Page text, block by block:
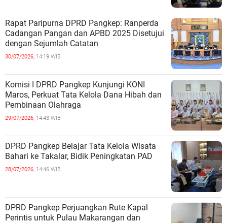
Rapat Paripurna DPRD Pangkep: Ranperda
Cadangan Pangan dan APBD 2025 Disetujui
dengan Sejumlah Catatan
30/07/2026, 14:19 WIB
Komisi I DPRD Pangkep Kunjungi KONI
Maros, Perkuat Tata Kelola Dana Hibah dan
Pembinaan Olahraga
29/07/2026, 14:43 WIB
DPRD Pangkep Belajar Tata Kelola Wisata
Bahari ke Takalar, Bidik Peningkatan PAD
28/07/2026, 14:46 WIB
DPRD Pangkep Perjuangkan Rute Kapal
Perintis untuk Pulau Makarangan dan